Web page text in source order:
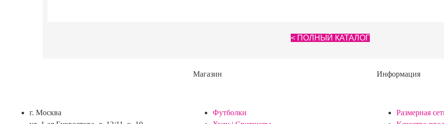
< ПОЛНЫЙ КАТАЛОГ
Магазин Информация
г. Москва
Футболки
Размерная